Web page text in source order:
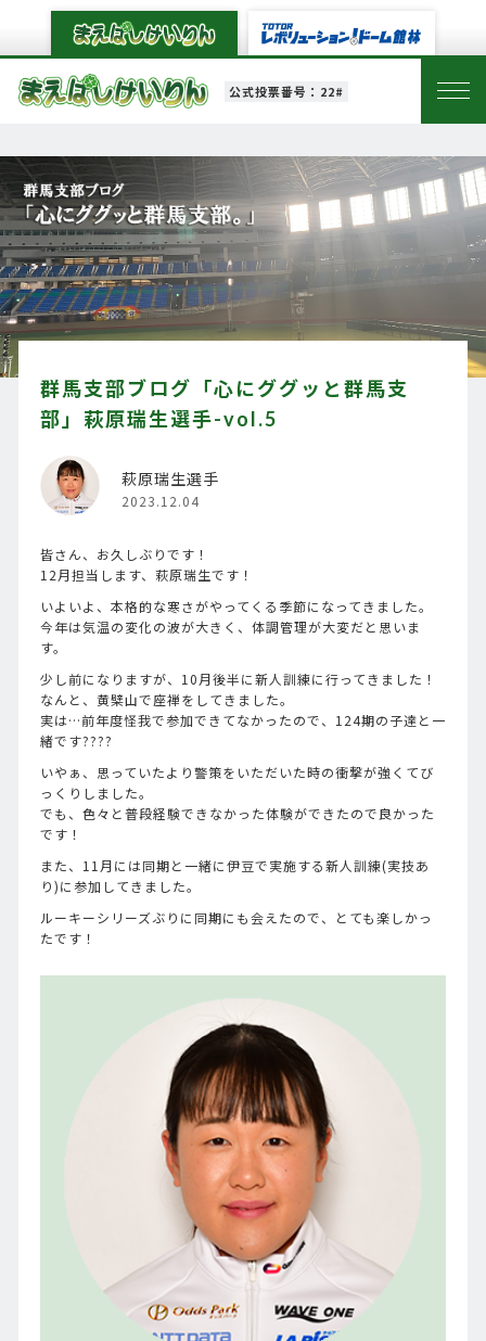
公式投票番号：22#
群馬支部ブログ「心にググッと群馬支
部」萩原瑞生選手-vol.5
萩原瑞生選手
2023.12.04
皆さん、お久しぶりです！
12月担当します、萩原瑞生です！
いよいよ、本格的な寒さがやってくる季節になってきました。
今年は気温の変化の波が大きく、体調管理が大変だと思いま
す。
少し前になりますが、10月後半に新人訓練に行ってきました！
なんと、黄檗山で座禅をしてきました。
実は…前年度怪我で参加できてなかったので、124期の子達と一
緒です????
いやぁ、思っていたより警策をいただいた時の衝撃が強くてび
っくりしました。
でも、色々と普段経験できなかった体験ができたので良かった
です！
また、11月には同期と一緒に伊豆で実施する新人訓練(実技あ
り)に参加してきました。
ルーキーシリーズぶりに同期にも会えたので、とても楽しかっ
たです！